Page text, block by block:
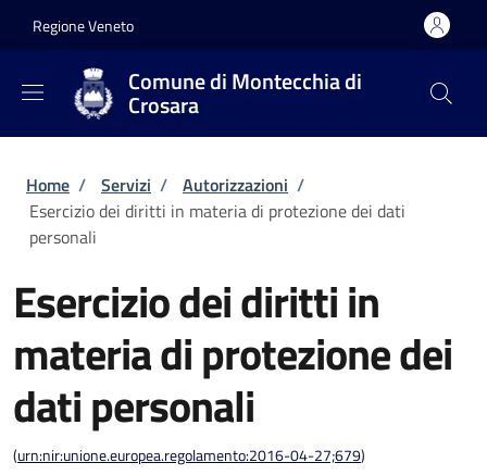
Regione Veneto
Comune di Montecchia di
Crosara
Briciole di pane
Home / Servizi / Autorizzazioni /
Esercizio dei diritti in materia di protezione dei dati
personali
Esercizio dei diritti in
materia di protezione dei
dati personali
(urn:nir:unione.europea.regolamento:2016-04-27;679)